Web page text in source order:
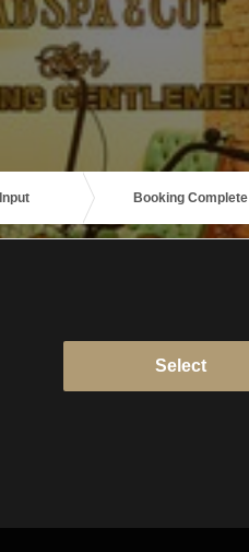
Input Booking Complete
Select